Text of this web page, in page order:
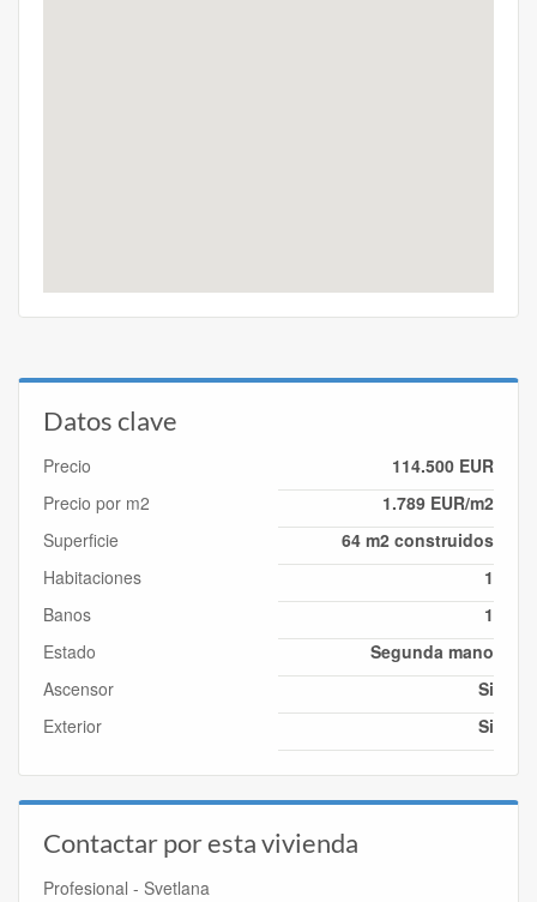
Datos clave
Precio
114.500 EUR
Precio por m2
1.789 EUR/m2
Superficie
64 m2 construidos
Habitaciones
1
Banos
1
Estado
Segunda mano
Ascensor
Si
Exterior
Si
Contactar por esta vivienda
Profesional - Svetlana